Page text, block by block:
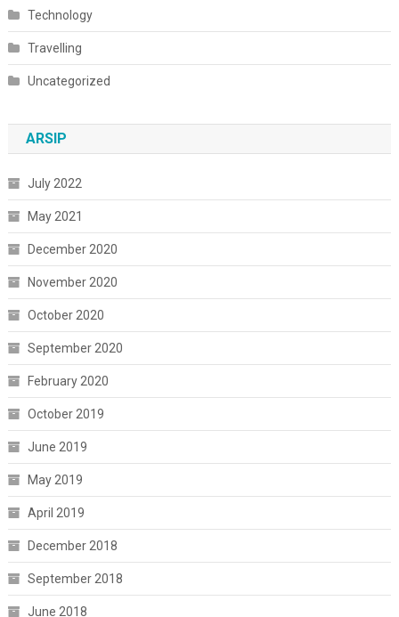
Technology
Travelling
Uncategorized
ARSIP
July 2022
May 2021
December 2020
November 2020
October 2020
September 2020
February 2020
October 2019
June 2019
May 2019
April 2019
December 2018
September 2018
June 2018